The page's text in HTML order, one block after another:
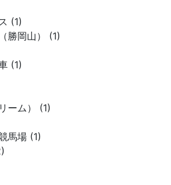
(1)
勝岡山） (1)
(1)
ーム） (1)
馬場 (1)